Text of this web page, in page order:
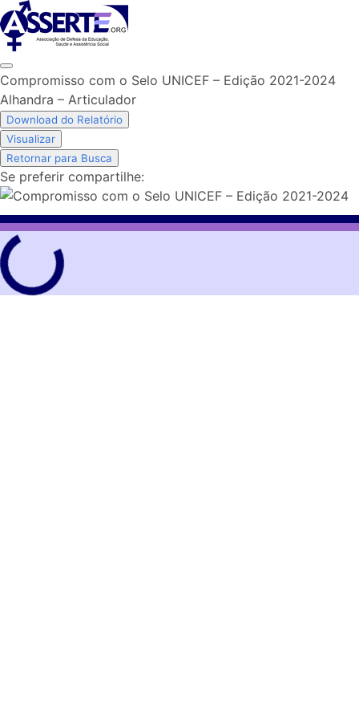
Skip
to
content
Compromisso com o Selo UNICEF – Edição 2021-2024
Alhandra – Articulador
Download do Relatório
Visualizar
Retornar para Busca
Se preferir compartilhe: